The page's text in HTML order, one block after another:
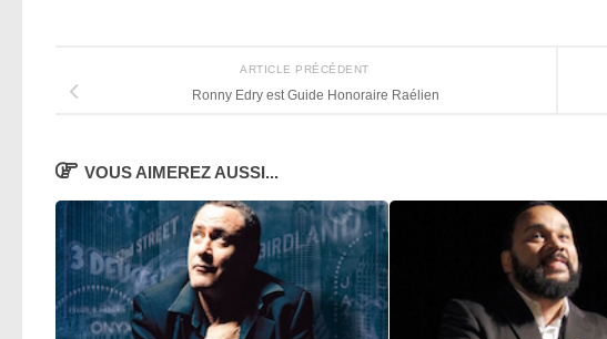
ARTICLE PRÉCÉDENT
Ronny Edry est Guide Honoraire Raélien
VOUS AIMEREZ AUSSI...